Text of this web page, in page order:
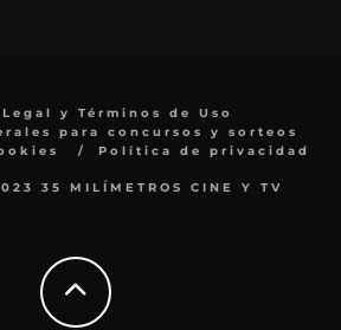
y Términos de Uso
para concursos y sorteos
Política de privacidad
35 MILÍMETROS CINE Y TV